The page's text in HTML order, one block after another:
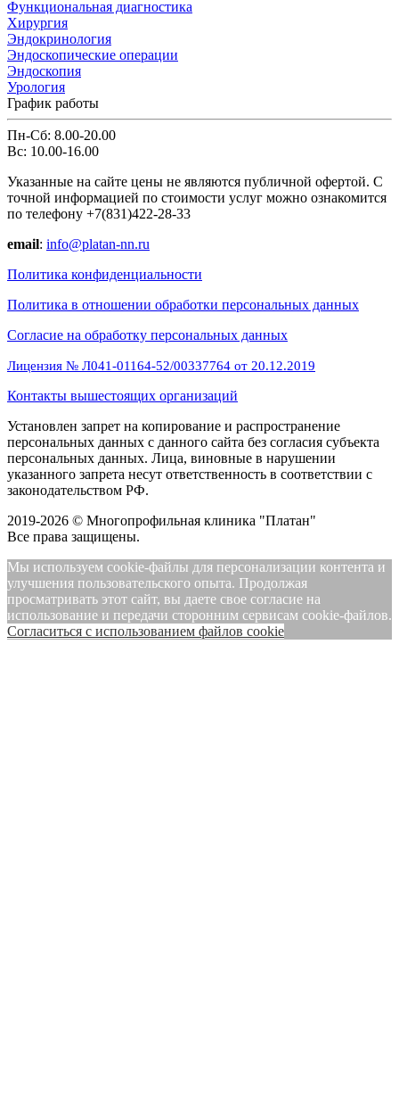
Функциональная диагностика
Хирургия
Эндокринология
Эндоскопические операции
Эндоскопия
Урология
График работы
Пн-Сб: 8.00-20.00
Вс: 10.00-16.00
Указанные на сайте цены не являются публичной офертой. С
точной информацией по стоимости услуг можно ознакомится
по телефону +7(831)422-28-33
email: info@platan-nn.ru
Политика конфиденциальности
Политика в отношении обработки персональных данных
Cогласие на обработку персональных данных
Лицензия № Л041-01164-52/00337764 от 20.12.2019
Контакты вышестоящих организаций
Установлен запрет на копирование и распространение
персональных данных с данного сайта без согласия субъекта
персональных данных. Лица, виновные в нарушении
указанного запрета несут ответственность в соответствии с
законодательством РФ.
2019-2026 © Многопрофильная клиника "Платан"
Все права защищены.
Мы используем cookie-файлы для персонализации контента и
улучшения пользовательского опыта. Продолжая
просматривать этот сайт, вы даете свое согласие на
использование и передачи сторонним сервисам cookie-файлов.
Cогласиться с использованием файлов cookie